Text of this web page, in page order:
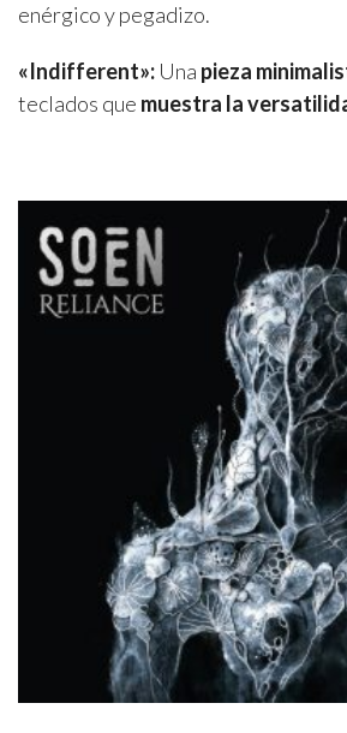
enérgico y pegadizo.
«Indifferent»: Una pieza
teclados que muestra la